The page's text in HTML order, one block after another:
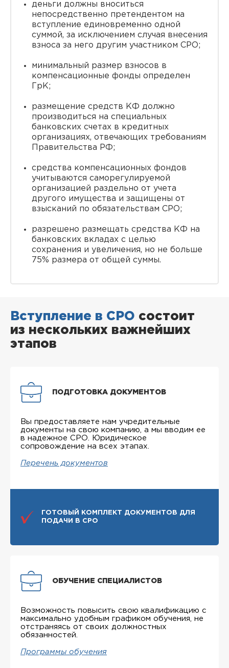
деньги должны вноситься
непосредственно претендентом на
вступление единовременно одной
суммой, за исключением случая внесения
взноса за него другим участником СРО;
минимальный размер взносов в
компенсационные фонды определен
ГрК;
размещение средств КФ должно
производиться на специальных
банковских счетах в кредитных
организациях, отвечающих требованиям
Правительства РФ;
средства компенсационных фондов
учитываются саморегулируемой
организацией раздельно от учета
другого имущества и защищены от
взысканий по обязательствам СРО;
разрешено размещать средства КФ на
банковских вкладах с целью
сохранения и увеличения, но не больше
75% размера от общей суммы.
Вступление в СРО состоит
из нескольких важнейших
этапов
ПОДГОТОВКА ДОКУМЕНТОВ
Вы предоставляете нам учредительные
документы на свою компанию, а мы вводим ее
в надежное СРО. Юридическое
сопровождение на всех этапах.
Перечень документов
ГОТОВЫЙ КОМПЛЕКТ ДОКУМЕНТОВ ДЛЯ
ПОДАЧИ В СРО
ОБУЧЕНИЕ СПЕЦИАЛИСТОВ
Возможность повысить свою квалификацию с
максимально удобным графиком обучения, не
отстраняясь от своих должностных
обязанностей.
Программы обучения